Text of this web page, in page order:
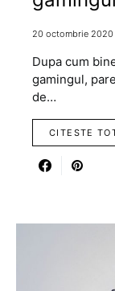
20 octombrie 2020
Dupa cum
gamingul,
de…
CITESTE